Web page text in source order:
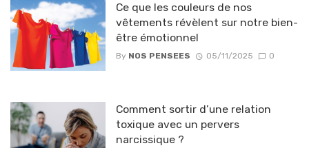
Ce que les couleurs de nos
vêtements révèlent sur notre bien-
être émotionnel
By NOS PENSEES 05/11/2025 0
Comment sortir d’une relation
toxique avec un pervers
narcissique ?